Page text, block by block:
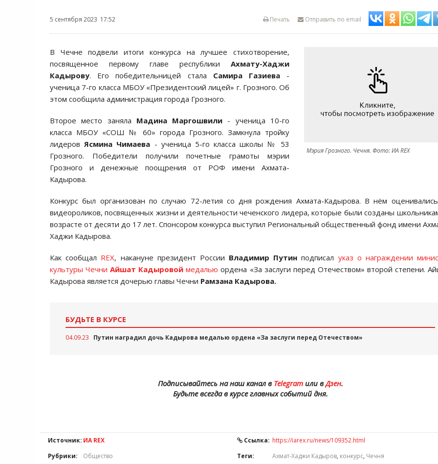
5 сентября 2023 17:52 Отправить по email
Печать
Мэрия Грозного. Чечня. Фото: ИА REX
В Чечне подвели итоги конкурса на лучшее стихотворение,
посвященное первому главе республики Ахмату-Хаджи
Кадырову. Его победительницей стала Самира Газиева-
ученица 7-го класса МБОУ «Президентский лицей» г. Грозного. Об
этом сообщила администрация города Грозного.
Второе место заняла Мадина Маргошвили - ученица 10-го
класса МБОУ «СОШ № 60» города Грозного. Замкнула тройку
лидеровЯсмина Чимаева - ученица 5-го класса школы № 53
Грозного. Победители получили почетные грамоты мэрии
Грозного и денежные поощрения от РОФ имени Ахмата-
Кадырова.
Конкурс был организован по случаю 72-летия со дня рождения Ахмата-Кадырова. В нём
видеороликов, посвященных жизни и деятельности чеченского лидера, которые были созданы
возрасте от десяти до 17 лет. Спонсором конкурса выступил Региональный общественный фонд имени
Хаджи Кадырова.
Как сообщал REX, накануне президент России Владимир Путинподписал указ о награждении
культуры ЧечниАйшат Кадыровоймедалью ордена «За заслуги перед Отечеством» второй степени.
Кадырова является дочерью главы Чечни Рамзана Кадырова.
БУДЬТЕ В КУРСЕ
04.09.23 Путин наградил дочь Кадырова медалью ордена «За заслуги перед Отечеством»
Подписывайтесь на наш канал в Telegramили вДзен.
Будьте всегда в курсе главных событий дня.
Источник: ИА REX Ссылка: https://iarex.ru/news/109352.html
Рубрики:
Общество Теги: Ахмат-Хаджи Кадыров, конкурс, Чечня